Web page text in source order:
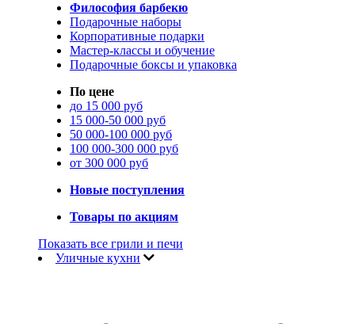
Философия барбекю
Подарочные наборы
Корпоративные подарки
Мастер-классы и обучение
Подарочные боксы и упаковка
По цене
до 15 000 руб
15 000-50 000 руб
50 000-100 000 руб
100 000-300 000 руб
от 300 000 руб
Новые поступления
Товары по акциям
Показать все грили и печи
Уличные кухни